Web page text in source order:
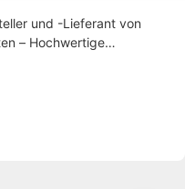
und -Lieferant von
– Hochwertige